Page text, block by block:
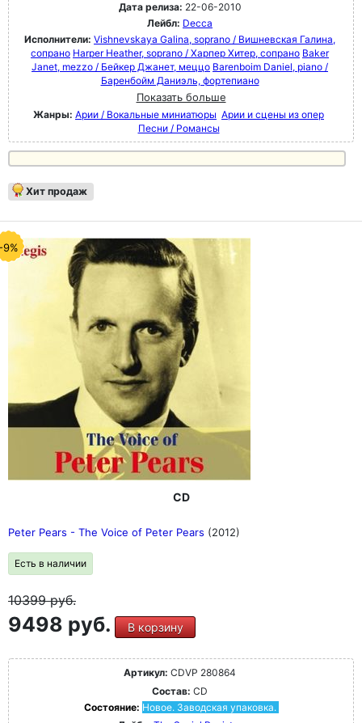
Дата релиза: 22-06-2010
Лейбл: Decca
Исполнители: Vishnevskaya Galina, soprano / Вишневская Галина,
сопрано Harper Heather, soprano / Харпер Хитер, сопрано Baker
Janet, mezzo / Бейкер Джанет, меццо Barenboim Daniel, piano /
Баренбойм Даниэль, фортепиано
Показать больше
Жанры: Арии / Вокальные миниатюры Арии и сцены из опер
Песни / Романсы
Хит продаж
9%
CD
Peter Pears - The Voice of Peter Pears (2012)
Есть в наличии
10399руб.
9498 руб. В корзину
Артикул: CDVP 280864
Состав: CD
Состояние: Новое. Заводская упаковка.